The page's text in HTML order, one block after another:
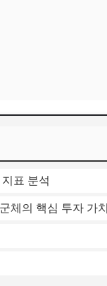
표 분석
체의 핵심 투자 가치